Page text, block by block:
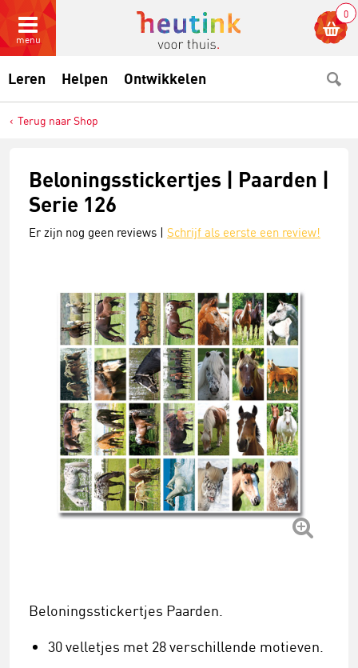
menu
0
Leren Helpen Ontwikkelen
Terug naar Shop
Beloningsstickertjes | Paarden |
Serie 126
Er zijn nog geen reviews | Schrijf als eerste een review!
Beloningsstickertjes Paarden.
30 velletjes met 28 verschillende motieven.